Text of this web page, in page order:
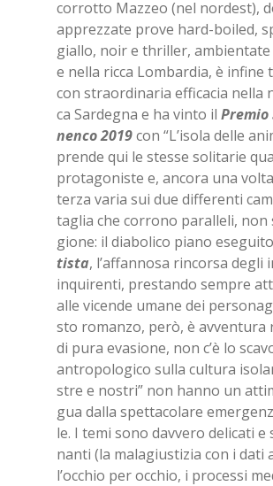
cor­rot­to Maz­zeo (nel nor­de­st),
ap­prez­za­te pro­ve hard-boi­led,
gial­lo, noir e th­ril­ler,
e nel­la ric­ca Lom­bar­dia, è in­fi­ne
con straor­di­na­ria ef­fi­ca­cia nel­la
ca Sar­de­gna e ha vin­to il
nen­co2019con “L’i­so­la del­le
pren­de qui le stes­se so­li­ta­rie
pro­ta­go­ni­ste e, an­co­ra una
ter­za va­ria sui due dif­fe­ren­ti
ta­glia che cor­ro­no pa­ral­le­li,
gio­ne: il dia­bo­li­co pia­no
ti­sta, l’af­fan­no­sa rin­cor­sa de­gli
in­qui­ren­ti, pre­stan­do sem­pre
alle vi­cen­de uma­ne dei
sto ro­man­zo, però, è av­ven­tu­ra
di pura eva­sio­ne, non c’è lo
an­tro­po­lo­gi­co sul­la cul­tu­ra
stre e no­stri” non han­no un
gua dal­la spet­ta­co­la­re
le. I temi sono dav­ve­ro de­li­ca­ti
nan­ti (la ma­la­giu­sti­zia con i dati
l’oc­chio per oc­chio, i pro­ces­si